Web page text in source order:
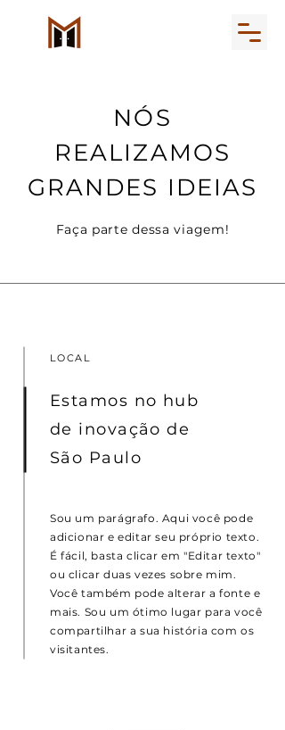
NÓS
REALIZAMOS
GRANDES IDEIAS
Faça parte dessa viagem!
LOCAL
Estamos no hub
de inovação de
São Paulo
Sou um parágrafo. Aqui você pode
adicionar e editar seu próprio texto.
É fácil, basta clicar em "Editar texto"
ou clicar duas vezes sobre mim.
Você também pode alterar a fonte e
mais. Sou um ótimo lugar para você
compartilhar a sua história com os
visitantes.